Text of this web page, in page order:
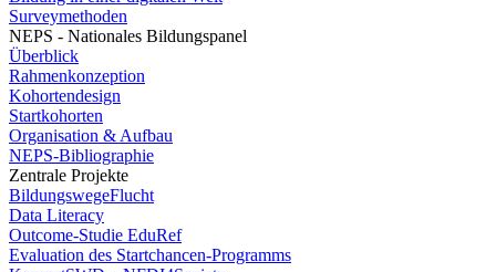
Surveymethoden
NEPS - Nationales Bildungspanel
Überblick
Rahmenkonzeption
Kohortendesign
Startkohorten
Organisation & Aufbau
NEPS-Bibliographie
Zentrale Projekte
BildungswegeFlucht
Data Literacy
Outcome-Studie EduRef
Evaluation des Startchancen-Programms